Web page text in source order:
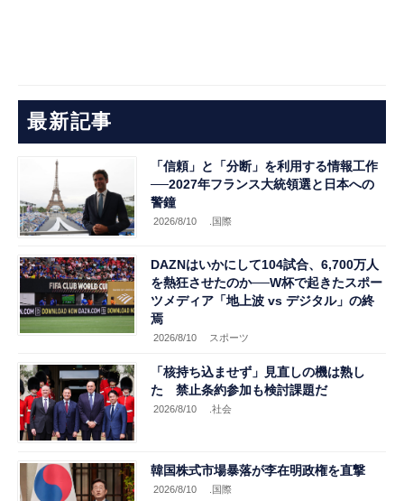
最新記事
「信頼」と「分断」を利用する情報工作
──2027年フランス大統領選と日本への
警鐘
2026/8/10 .国際
DAZNはいかにして104試合、6,700万人
を熱狂させたのか──W杯で起きたスポー
ツメディア「地上波 vs デジタル」の終
焉
2026/8/10 スポーツ
「核持ち込ませず」見直しの機は熟し
た 禁止条約参加も検討課題だ
2026/8/10 .社会
韓国株式市場暴落が李在明政権を直撃
2026/8/10 .国際